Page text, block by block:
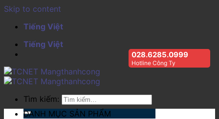
Skip to content
Tiếng Việt
Tiếng Việt
028.6285.0999
Hotline Công Ty
Tìm kiếm:
DANH MỤC SẢN PHẨM